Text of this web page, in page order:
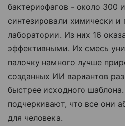
бактериофагов - около 300
синтезировали химически и
лаборатории. Из них 16
эффективными. Их смесь
палочку намного лучше
созданных ИИ вариантов
быстрее исходного
подчеркивают, что все они
для человека.